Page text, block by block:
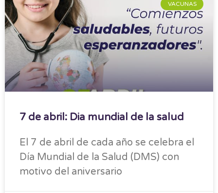
VACUNAS
7 de abril: Dia mundial de la salud
El 7 de abril de cada año se celebra el
Día Mundial de la Salud (DMS) con
motivo del aniversario